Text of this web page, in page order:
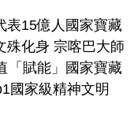
表15億人國家寶藏
殊化身 宗喀巴大師
「賦能」國家寶藏
國家級精神文明